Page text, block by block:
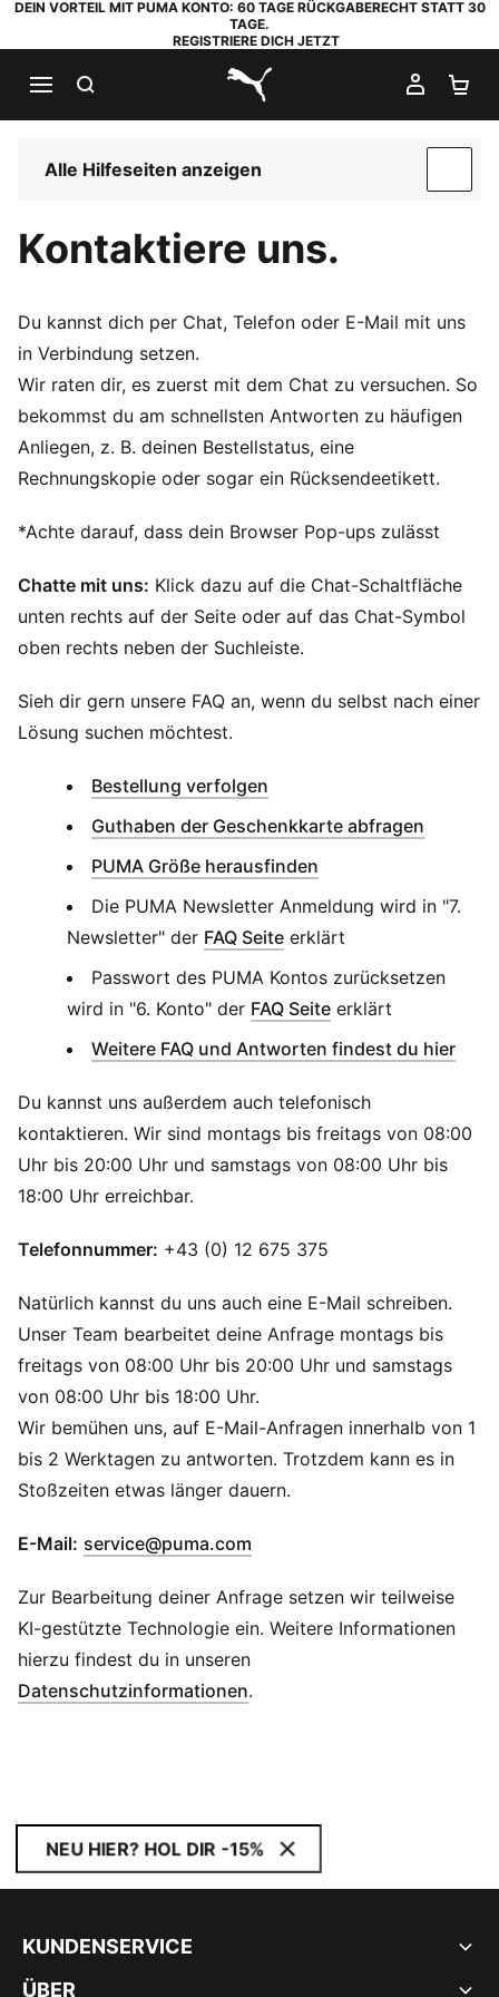
DEIN VORTEIL MIT PUMA KONTO: 60 TAGE RÜCKGABERECHT STATT 30
TAGE.
REGISTRIERE DICH JETZT
PUMA.com
MEIN
Alle Hilfeseiten anzeigen
Kontaktiere uns.
Du kannst dich per Chat, Telefon oder E-Mail mit uns
in Verbindung setzen.
Wir raten dir, es zuerst mit dem Chat zu versuchen. So
bekommst du am schnellsten Antworten zu häufigen
Anliegen, z. B. deinen Bestellstatus, eine
Rechnungskopie oder sogar ein Rücksendeetikett.
*Achte darauf, dass dein Browser Pop-ups zulässt
Chatte mit uns: Klick dazu auf die Chat-Schaltfläche
unten rechts auf der Seite oder auf das Chat-Symbol
oben rechts neben der Suchleiste.
Sieh dir gern unsere FAQ an, wenn du selbst nach einer
Lösung suchen möchtest.
Bestellung verfolgen
Guthaben der Geschenkkarte abfragen
PUMA Größe herausfinden
Die PUMA Newsletter Anmeldung wird in "7.
Newsletter" der FAQ Seite erklärt
Passwort des PUMA Kontos zurücksetzen
wird in "6. Konto" der FAQ Seite erklärt
Weitere FAQ und Antworten findest du hier
Du kannst uns außerdem auch telefonisch
kontaktieren. Wir sind montags bis freitags von 08:00
Uhr bis 20:00 Uhr und samstags von 08:00 Uhr bis
18:00 Uhr erreichbar.
Telefonnummer: +43 (0) 12 675 375
Natürlich kannst du uns auch eine E-Mail schreiben.
Unser Team bearbeitet deine Anfrage montags bis
freitags von 08:00 Uhr bis 20:00 Uhr und samstags
von 08:00 Uhr bis 18:00 Uhr.
Wir bemühen uns, auf E-Mail-Anfragen innerhalb von 1
bis 2 Werktagen zu antworten. Trotzdem kann es in
Stoßzeiten etwas länger dauern.
E-Mail: service@puma.com
Zur Bearbeitung deiner Anfrage setzen wir teilweise
KI-gestützte Technologie ein. Weitere Informationen
hierzu findest du in unseren
Datenschutzinformationen.
NEU HIER? HOL DIR -15%
KUNDENSERVICE
ÜBER